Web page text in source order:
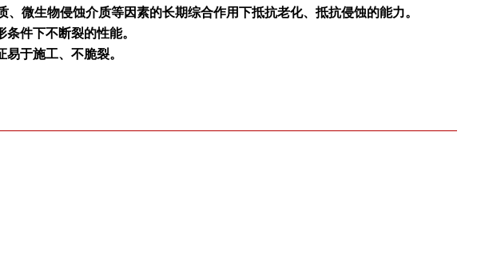
微生物侵蚀介质等因素的长期综合作用下抵抗老化、抵抗侵蚀的能力。
件下不断裂的性能。
于施工、不脆裂。